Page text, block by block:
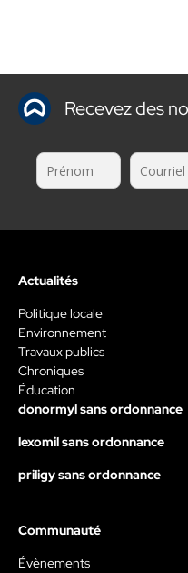
Recevez des
Actualités
Politique locale
Environnement
Travaux publics
Chroniques
Éducation
donormyl sans ordonnance
lexomil sans ordonnance
priligy sans ordonnance
Communauté
Évènements